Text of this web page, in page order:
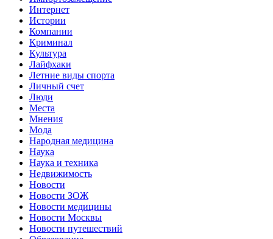
Интернет
Истории
Компании
Криминал
Культура
Лайфхаки
Летние виды спорта
Личный счет
Люди
Места
Мнения
Мода
Народная медицина
Наука
Наука и техника
Недвижимость
Новости
Новости ЗОЖ
Новости медицины
Новости Москвы
Новости путешествий